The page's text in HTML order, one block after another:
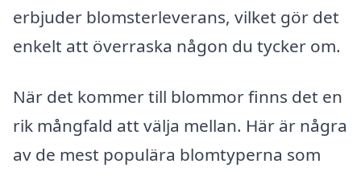
erbjuder blomsterleverans, vilket gör det
enkelt att överraska någon du tycker om.
När det kommer till blommor finns det en
rik mångfald att välja mellan. Här är några
av de mest populära blomtyperna som